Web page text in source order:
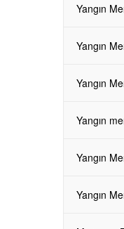
Yangın
Yangın
Yangın
Yangın
Yangın
Yangın